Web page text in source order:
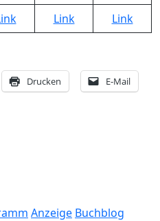
Link Link
Drucken E-Mail
Anzeige Buchblog